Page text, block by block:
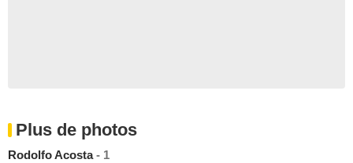
Plus de photos
Rodolfo Acosta- 1